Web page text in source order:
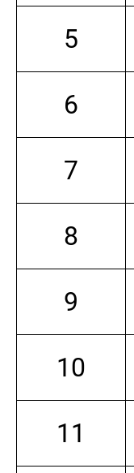
5
6
7
8
9
10
11